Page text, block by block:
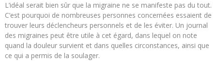
L’idéal serait bien sûr que la migraine ne se manifeste pas du tout.
C’est pourquoi de nombreuses personnes concernées essaient de
trouver leurs déclencheurs personnels et de les éviter. Un journal
des migraines peut être utile à cet égard, dans lequel on note
quand la douleur survient et dans quelles circonstances, ainsi que
ce qui a permis de la soulager.